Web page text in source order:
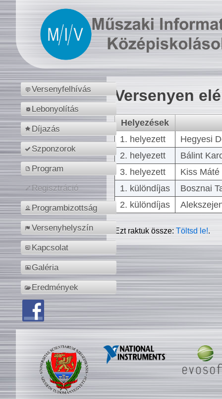
Versenyfelhívás
Lebonyolítás
Díjazás
Szponzorok
Program
Regisztráció
Programbizottság
Versenyhelyszín
Kapcsolat
Galéria
Eredmények
Versenyen
Helyezések
1. helyezett
Hegyesi
2. helyezett
Bálint
3. helyezett
Kiss
1. különdíjas
Bosznai
2. különdíjas
Ezt raktuk össze:Töltsd le!.